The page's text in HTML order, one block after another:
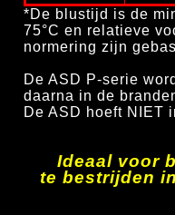
*De blustijd is de
75°C en relatieve
normering zijn
De ASD P-serie
daarna in de
De ASD hoeft NIET
Ideaal voor
te bestrijden